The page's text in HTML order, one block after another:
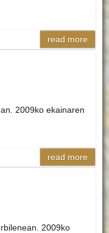
read more
2009ko ekainaren
read more
2009ko